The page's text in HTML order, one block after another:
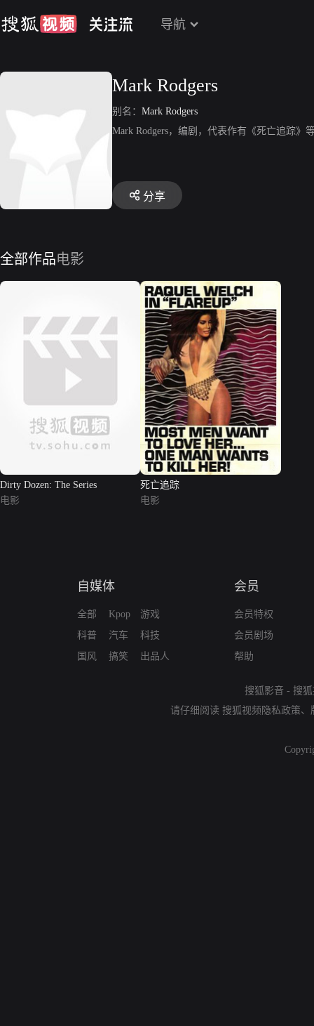
导航
Mark Rodgers
别名： Mark Rodgers
Mark Rodgers，编剧，代表作有《死亡追踪》
分享
全部作品电影
Dirty Dozen: The Series
电影
死亡追踪
电影
自媒体
全部
科普
国风
Kpop
汽车
搞笑
游戏
科技
出品人
会员
会员特权
会员剧场
帮助
搜狐影音 - 搜
请仔细阅读 搜狐视频隐私政策、